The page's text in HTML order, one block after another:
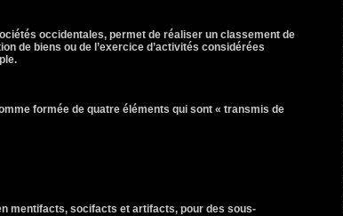
occidentales, permet de réaliser un classement de
de biens ou de l’exercice d’activités considérées
formée de quatre éléments qui sont « transmis de
mentifacts, socifacts et artifacts, pour des sous-